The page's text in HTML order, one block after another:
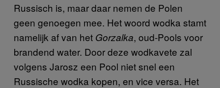
Russisch is, maar daar nemen de Polen
geen genoegen mee. Het woord wodka stamt
namelijk af van het Gorzalka, oud-Pools voor
brandend water. Door deze wodkavete zal
volgens Jarosz een Pool niet snel een
Russische wodka kopen, en vice versa. Het